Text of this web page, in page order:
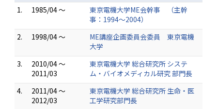
1.
1985/04 ～
東京電機大学ME会幹事 （主幹
事：1994～2004）
2.
1998/04 ～
ME講座企画委員会委員 東京電機
大学
3.
2010/04 ～
2011/03
東京電機大学 総合研究所 システ
ム・バイオメディカル研究 部門長
4.
2011/04 ～
2012/03
東京電機大学 総合研究所 生命・医
工学研究部門長